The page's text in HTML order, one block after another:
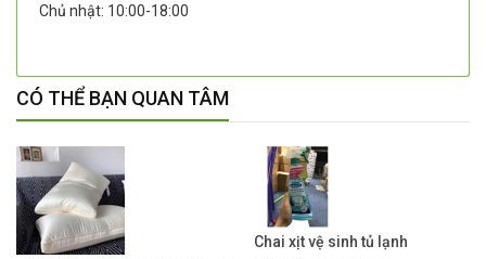
Chủ nhật: 10:00-18:00
CÓ THỂ BẠN QUAN TÂM
Chai xịt vệ sinh tủ lạnh